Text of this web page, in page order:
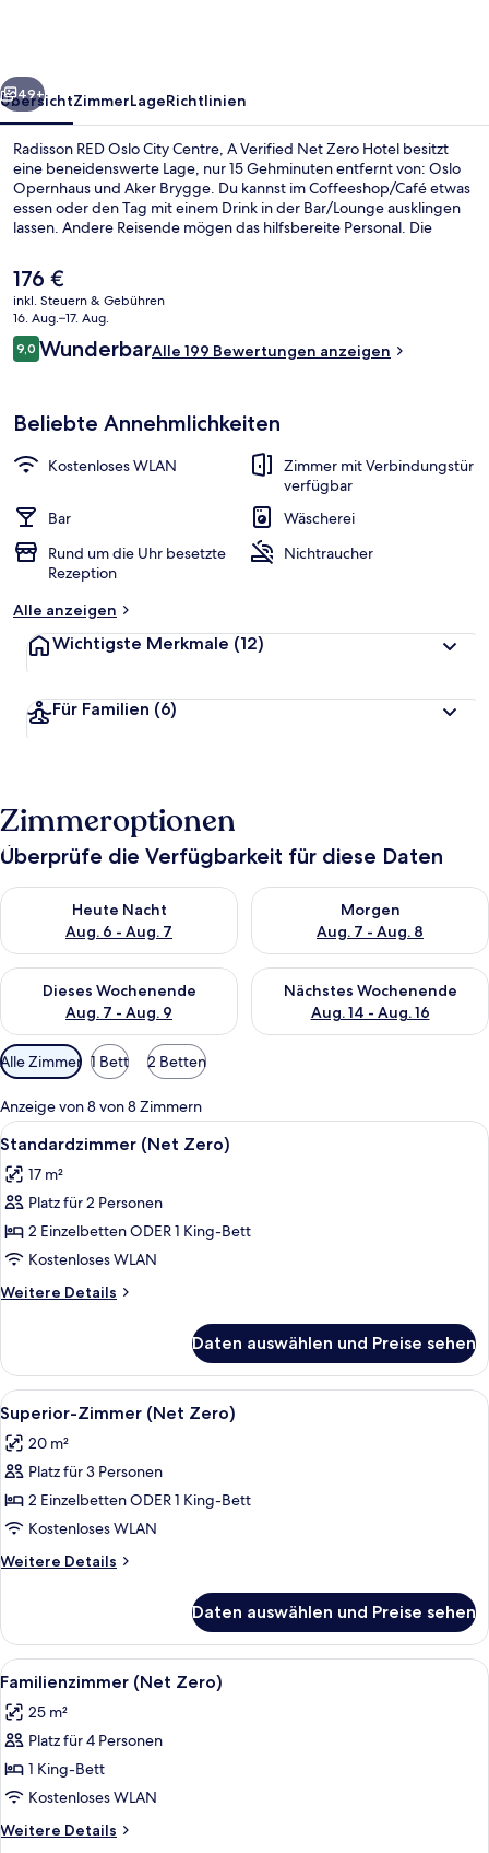
Verified
Net
Zero
Hotel
Weiter
49+
ÜbersichtZimmerLageRichtlinien
Radisson RED Oslo City Centre, A Verified Net Zero Hotel besitzt
eine beneidenswerte Lage, nur 15 Gehminuten entfernt von: Oslo
Opernhaus und Aker Brygge. Du kannst im Coffeeshop/Café etwas
essen oder den Tag mit einem Drink in der Bar/Lounge ausklingen
lassen. Andere Reisende mögen das hilfsbereite Personal. Die
Verkehrsmitteln entfernt: Bis zur U-Bahn (Stadtbahnhaltestelle
Christiania Torv und Stadtbahnhaltestelle Wessels plass) sind es nur
wenige Schritte.
Der
aktuelle
Preis
beträgt
176 €.
176 €
inkl. Steuern & Gebühren
16. Aug.–17. Aug.
Bewertungen
9,09,0 von 10.
WunderbarAlle 199 Bewertungen anzeigen
Beliebte Annehmlichkeiten
Kostenloses WLAN
Zimmer mit Verbindungstür
verfügbar
Bar
Wäscherei
Rund um die Uhr besetzte
Rezeption
Nichtraucher
Alle anzeigen
Wichtigste Merkmale (12)
Für Familien (6)
Zimmeroptionen
Überprüfe die Verfügbarkeit für diese Daten
Heute Nacht
Aug. 6 - Aug. 7
Überprüfe die Verfügbarkeit für heute Nacht, Aug. 6 - Aug. 7.
Morgen
Aug. 7 - Aug. 8
Überprüfe die Verfügbarkeit
Dieses Wochenende
Aug. 7 - Aug. 9
Überprüfe die Verfügbarkeit für dieses Wochenende, Aug. 7
Nächstes Wochenende
Aug. 14 - Aug. 16
Überprüfe die Verfügbarkeit
Verfügbare
Filter
für
Zimmer
Alle Zimmer 1 Bett 2 Betten
Anzeige von 8 von 8 Zimmern
Alle
Fotos
für
Standardzimmer
(Net
Zero)
anzeigen
Ein modernes Hotelzimmer mit
7
Standardzimmer (Net Zero)
17 m²
Platz für 2 Personen
2 Einzelbetten ODER 1 King-Bett
Kostenloses WLAN
Weitere Details
Weitere
(Net
Zero)
Daten auswählen und Preise sehen
Alle
Fotos
für
Superior-
Zimmer
(Net
Zero)
anzeigen
Ein Hotelzimmer mit zwei Betten,
5
Superior-Zimmer (Net Zero)
20 m²
Platz für 3 Personen
2 Einzelbetten ODER 1 King-Bett
Kostenloses WLAN
Weitere Details
Weitere
Zimmer
(Net
Zero)
Daten auswählen und Preise sehen
Alle
Fotos
für
Familienzimmer
(Net
Zero)
anzeigen
Ein Hotelzimmer mit Etagenbetten,
6
Familienzimmer (Net Zero)
25 m²
Platz für 4 Personen
1 King-Bett
Kostenloses WLAN
Weitere Details
Weitere